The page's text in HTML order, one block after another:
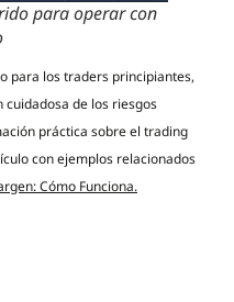
para operar con
para los traders principiantes,
de los riesgos
práctica sobre el trading
con ejemplos relacionados
Cómo Funciona.